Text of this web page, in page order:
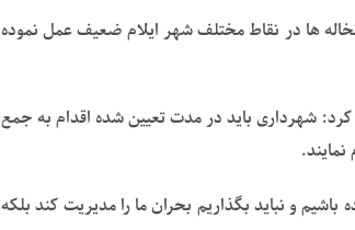
ها در نقاط مختلف شهر ایلام ضعیف عمل نموده
کرد: شهرداری باید در مدت تعیین شده اقدام به جمع
و نباید بگذاریم بحران ما را مدیریت کند بلکه